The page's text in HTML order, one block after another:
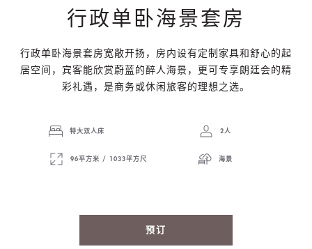
行政单卧海景套房
行政单卧海景套房宽敞开扬，房内设有定制家具和舒心的起
居空间，宾客能欣赏蔚蓝的醉人海景，更可专享朗廷会的精
彩礼遇，是商务或休闲旅客的理想之选。
特大双人床 2人
96平方米 / 1033平方尺 海景
预订